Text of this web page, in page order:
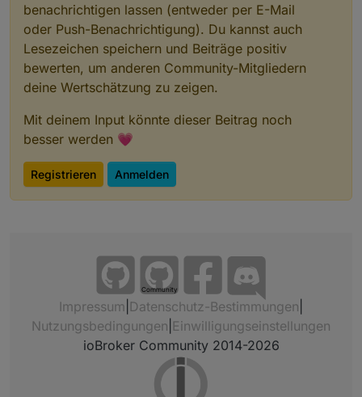
benachrichtigen lassen (entweder per E-Mail
oder Push-Benachrichtigung). Du kannst auch
Lesezeichen speichern und Beiträge positiv
bewerten, um anderen Community-Mitgliedern
deine Wertschätzung zu zeigen.
Mit deinem Input könnte dieser Beitrag noch
besser werden 💗
Registrieren Anmelden
Community
Impressum Datenschutz-Bestimmungen
Nutzungsbedingungen Einwilligungseinstellungen
ioBroker Community 2014-2026